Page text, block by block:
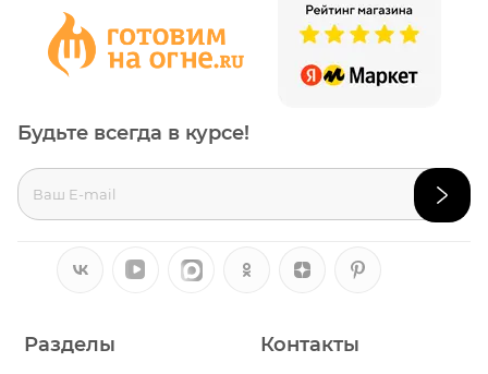
Разделы Контакты
Будьте всегда в курсе!